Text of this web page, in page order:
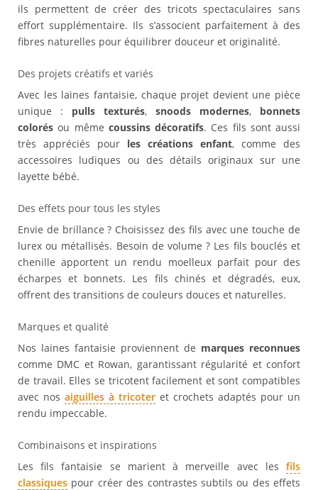
ils permettent de créer des tricots spectaculaires sans
effort supplémentaire. Ils s’associent parfaitement à des
fibres naturelles pour équilibrer douceur et originalité.
Des projets créatifs et variés
Avec les laines fantaisie, chaque projet devient une pièce
unique : pulls texturés, snoods modernes, bonnets
colorés ou même coussins décoratifs. Ces fils sont aussi
très appréciés pour les créations enfant, comme des
accessoires ludiques ou des détails originaux sur une
layette bébé.
Des effets pour tous les styles
Envie de brillance ? Choisissez des fils avec une touche de
lurex ou métallisés. Besoin de volume ? Les fils bouclés et
chenille apportent un rendu moelleux parfait pour des
écharpes et bonnets. Les fils chinés et dégradés, eux,
offrent des transitions de couleurs douces et naturelles.
Marques et qualité
Nos laines fantaisie proviennent de marques reconnues
comme DMC et Rowan, garantissant régularité et confort
de travail. Elles se tricotent facilement et sont compatibles
avec nos aiguilles à tricoter et crochets adaptés pour un
rendu impeccable.
Combinaisons et inspirations
Les fils fantaisie se marient à merveille avec les fils
classiques pour créer des contrastes subtils ou des effets